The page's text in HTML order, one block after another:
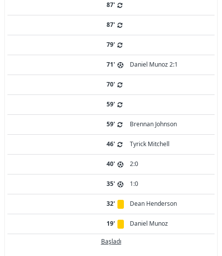
87'
87'
79'
71' Daniel Munoz 2:1
70'
59'
59' Brennan Johnson
46' Tyrick Mitchell
40' 2:0
35' 1:0
32' Dean Henderson
19' Daniel Munoz
Başladı